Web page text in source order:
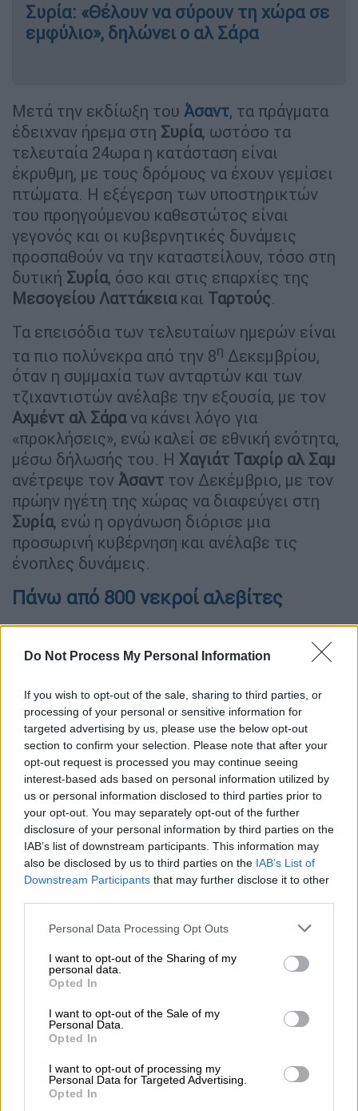
Do Not Process My Personal Information
If you wish to opt-out of the sale, sharing to third parties, or
processing of your personal or sensitive information for
targeted advertising by us, please use the below opt-out
section to confirm your selection. Please note that after your
opt-out request is processed you may continue seeing
interest-based ads based on personal information utilized by
us or personal information disclosed to third parties prior to
your opt-out. You may separately opt-out of the further
disclosure of your personal information by third parties on the
IAB’s list of downstream participants. This information may
also be disclosed by us to third parties on the IAB’s List of
Downstream Participants that may further disclose it to other
Please note that this website/app uses one or more Google
not limited to your visit or usage behaviour. You may click to
grant or deny consent to Google and its third-party tags to
use your data for below specified purposes in below Google
consent section.
Personal Data Processing Opt Outs
I want to opt-out of the Sharing of my
personal data.
Opted In
I want to opt-out of the Sale of my
Personal Data.
Opted In
I want to opt-out of processing my
Personal Data for Targeted Advertising.
Opted In
Συρία: «Θέλουν να σύρουν τη χώρα σε
εμφύλιο», δηλώνει ο αλ Σάρα
Μετά την εκδίωξη του Άσαντ, τα πράγματα
έδειχναν ήρεμα στη Συρία, ωστόσο τα
τελευταία 24ωρα η κατάσταση είναι
έκρυθμη, με τους δρόμους να έχουν γεμίσει
πτώματα. Η εξέγερση των υποστηρικτών
του προηγούμενου καθεστώτος είναι
γεγονός και οι κυβερνητικές δυνάμεις
προσπαθούν να την καταστείλουν, τόσο στη
δυτική Συρία, όσο και στις επαρχίες της
Μεσογείου Λαττάκειακαι Ταρτούς.
Τα επεισόδια των τελευταίων ημερών είναι
τα πιο πολύνεκρα από την 8η Δεκεμβρίου,
όταν η συμμαχία των ανταρτών και των
τζιχαντιστών ανέλαβε την εξουσία, με τον
Αχμέντ αλ Σάρανα κάνει λόγο για
«προκλήσεις», ενώ καλεί σε εθνική ενότητα,
μέσω δήλωσής του. Η Χαγιάτ Ταχρίρ αλ Σαμ
ανέτρεψε τον Άσαντ τον Δεκέμβριο, με τον
πρώην ηγέτη της χώρας να διαφεύγει στη
Συρία, ενώ η οργάνωση διόρισε μια
προσωρινή κυβέρνηση και ανέλαβε τις
ένοπλες δυνάμεις.
Πάνω από 800 νεκροί αλεβίτες
Οι συγκρούσεις έχουν προκαλέσει
αιματοχυσία, με το επίκεντρο της έντασης
πολλοί αλεβίτες, που αποτελούν
μουσουλμανική μειονότητα, στην οποία
ανήκει και ο Άσαντ.
Σύμφωνα με τα στοιχεία που δίνονται στη
δημοσιότητα, 830 αλεβίτες έχουν σκοτωθεί
στις παραθαλάσσιες συριακές ακτές και στα
βουνά της Λαττάκειας από τις δυνάμεις
ασφαλείας και συμμαχικές οργανώσεις.
Συνολικά, οι νεκροί ανέρχονται σε
κυβέρνησης.
Πλήθος αμάχων έχουν χάσει τη ζωή τους και
ανάμεσά τους βρίσκονται παιδιά και
γυναίκες. Πρόκειται για αιματοχυσία που
συγκρίνεται με ό,τι είχε συμβεί το 2013,
προάστιο της Δαμασκού.